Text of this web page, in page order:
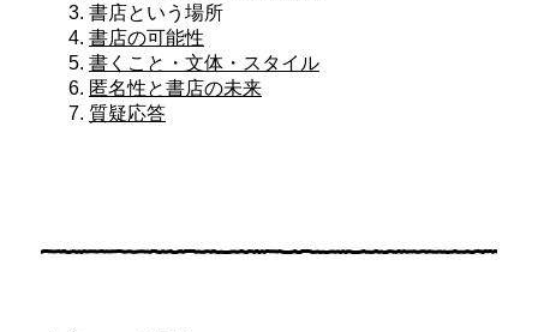
書店という場所
書店の可能性
書くこと・文体・スタイル
匿名性と書店の未来
質疑応答